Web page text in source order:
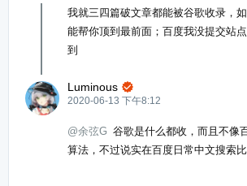
我就三四篇破文章都能被谷歌收录，
能帮你顶到最前面；百度我没提交站
到
Luminous 
2020-06-13 下午8:12
@余弦G 谷歌是什么都收，而且不像
算法，不过说实在百度日常中文搜索